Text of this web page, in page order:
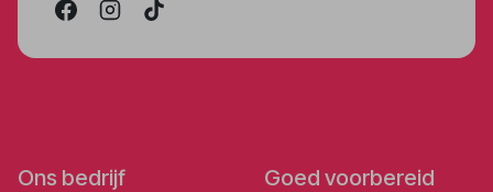
Ons bedrijf Goed voorbereid